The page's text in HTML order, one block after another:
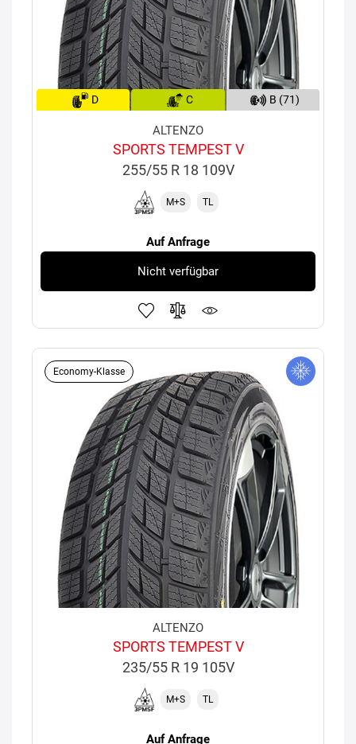
D C B (71)
ALTENZO
SPORTS TEMPEST V
255/55 R 18 109V
M+S TL
Auf Anfrage
Nicht verfügbar
Economy-Klasse
ALTENZO
SPORTS TEMPEST V
235/55 R 19 105V
M+S TL
Auf Anfrage